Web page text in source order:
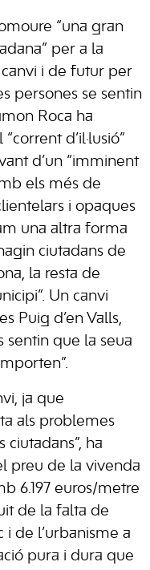
“una gran
per a la
canvi i de futur per
persones se sentin
Roca ha
d’il·lusió”
d’un “imminent
els més de
i opaques
una altra forma
ciutadans de
la resta de
Un canvi
Puig d’en Valls,
sentin que la seua
ja que
als problemes
ciutadans”, ha
preu de la vivenda
6.197 euros/metre
de la falta de
de l’urbanisme a
pura i dura que